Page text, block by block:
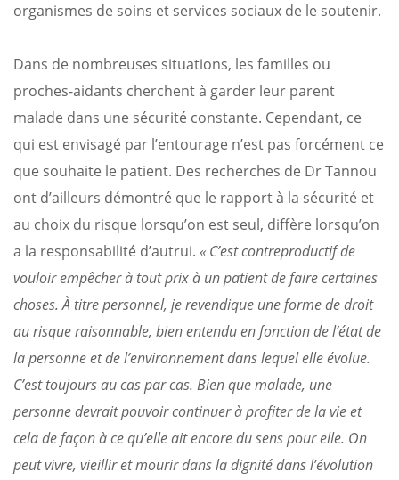
organismes de soins et services sociaux de le soutenir.
Dans de nombreuses situations, les familles ou
proches-aidants cherchent à garder leur parent
malade dans une sécurité constante. Cependant, ce
qui est envisagé par l’entourage n’est pas forcément ce
que souhaite le patient. Des recherches de Dr Tannou
ont d’ailleurs démontré que le rapport à la sécurité et
au choix du risque lorsqu’on est seul, diffère lorsqu’on
a la responsabilité d’autrui. « C’est contreproductif de
vouloir empêcher à tout prix à un patient de faire certaines
choses. À titre personnel, je revendique une forme de droit
au risque raisonnable, bien entendu en fonction de l’état de
la personne et de l’environnement dans lequel elle évolue.
C’est toujours au cas par cas. Bien que malade, une
personne devrait pouvoir continuer à profiter de la vie et
cela de façon à ce qu’elle ait encore du sens pour elle. On
peut vivre, vieillir et mourir dans la dignité dans l’évolution